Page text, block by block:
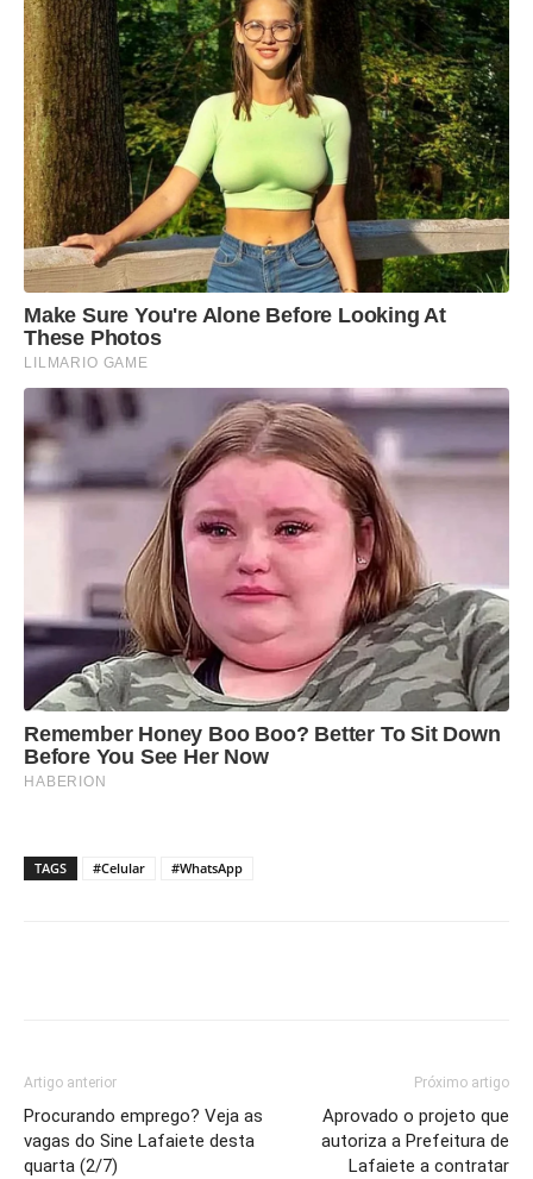
TAGS #Celular #WhatsApp
Artigo anterior
Procurando emprego? Veja as
vagas do Sine Lafaiete desta
quarta (2/7)
Próximo artigo
Aprovado o projeto que
autoriza a Prefeitura de
Lafaiete a contratar